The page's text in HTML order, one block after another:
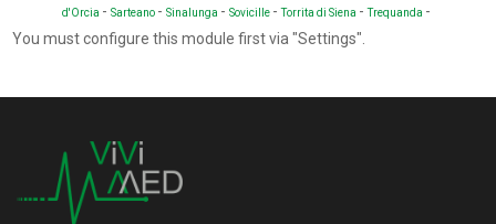
d'Orcia - Sarteano - Sinalunga - Sovicille -Torrita di Siena -Trequanda -
You must configure this module first via "Settings".